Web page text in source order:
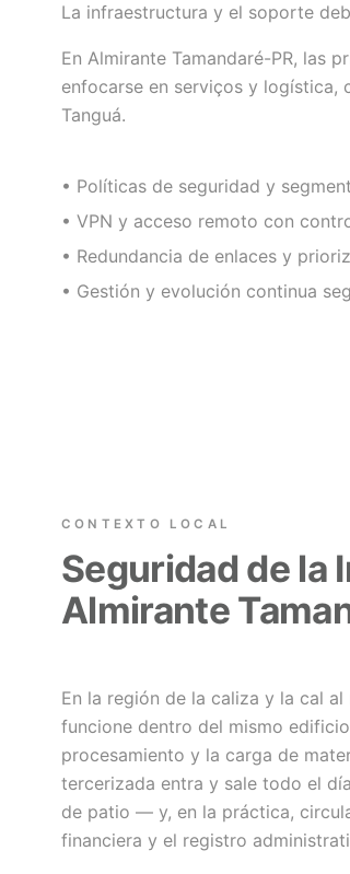
La infraestructura y el soporte
En Almirante Tamandaré-PR, las
enfocarse en serviços y logística,
Tanguá.
• Políticas de seguridad y
• VPN y acceso remoto con
• Redundancia de enlaces y
• Gestión y evolución continua
CONTEXTO LOCAL
Seguridad de la
Almirante
En la región de la caliza y la cal
funcione dentro del mismo
procesamiento y la carga de
tercerizada entra y sale todo el
de patio — y, en la práctica,
financiera y el registro